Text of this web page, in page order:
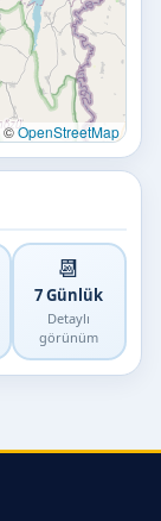
©OpenStreetMap
📆
7 Günlük
Detaylı
görünüm